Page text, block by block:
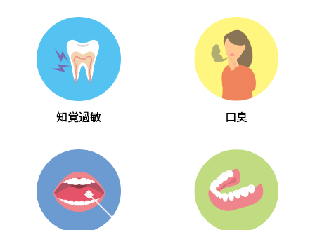
知覚過敏 口臭